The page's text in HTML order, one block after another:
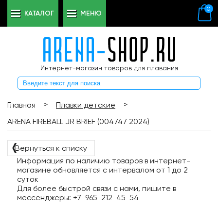
Интернет-магазин товаров для плавания
0
КАТАЛОГ МЕНЮ
Главная > Плавки детские
>
ARENA FIREBALL JR BRIEF (004747 2024)
❬Вернуться к списку
Информация по наличию товаров в интернет-
магазине обновляется с интервалом от 1 до 2
суток
Для более быстрой связи с нами, пишите в
мессенджеры: +7-965-212-45-54